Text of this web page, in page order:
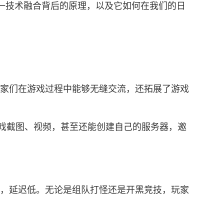
术融合背后的原理，以及它如何在我们的日
们在游戏过程中能够无缝交流，还拓展了游戏
截图、视频，甚至还能创建自己的服务器，邀
延迟低。无论是组队打怪还是开黑竞技，玩家